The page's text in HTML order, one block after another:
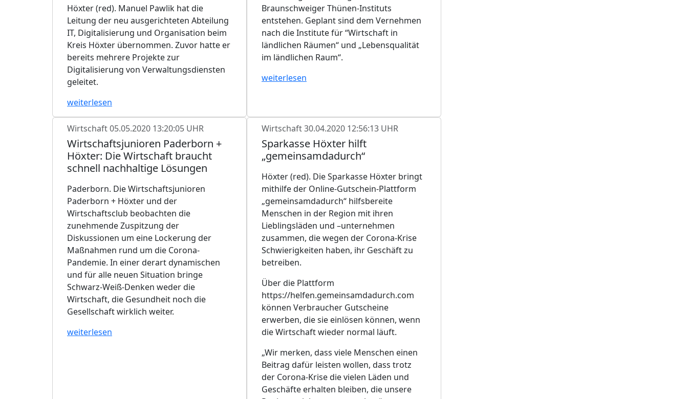
Höxter (red). Manuel Pawlik hat die
Leitung der neu ausgerichteten Abteilung
IT, Digitalisierung und Organisation beim
Kreis Höxter übernommen. Zuvor hatte er
bereits mehrere Projekte zur
Digitalisierung von Verwaltungsdiensten
geleitet.
weiterlesen
Braunschweiger Thünen-Instituts
entstehen. Geplant sind dem Vernehmen
nach die Institute für “Wirtschaft in
ländlichen Räumen“ und „Lebensqualität
im ländlichen Raum“.
weiterlesen
Wirtschaft05.05.2020 13:20:05 UHR
Wirtschaftsjunioren Paderborn +
Höxter: Die Wirtschaft braucht
schnell nachhaltige Lösungen
Paderborn. Die Wirtschaftsjunioren
Paderborn + Höxter und der
Wirtschaftsclub beobachten die
zunehmende Zuspitzung der
Diskussionen um eine Lockerung der
Maßnahmen rund um die Corona-
Pandemie. In einer derart dynamischen
und für alle neuen Situation bringe
Schwarz-Weiß-Denken weder die
Wirtschaft, die Gesundheit noch die
Gesellschaft wirklich weiter.
weiterlesen
Wirtschaft30.04.2020 12:56:13 UHR
Sparkasse Höxter hilft
„gemeinsamdadurch“
Höxter (red). Die Sparkasse Höxter bringt
mithilfe der Online-Gutschein-Plattform
„gemeinsamdadurch“ hilfsbereite
Menschen in der Region mit ihren
Lieblingsläden und –unternehmen
zusammen, die wegen der Corona-Krise
Schwierigkeiten haben, ihr Geschäft zu
betreiben.
Über die Plattform
https://helfen.gemeinsamdadurch.com
können Verbraucher Gutscheine
erwerben, die sie einlösen können, wenn
die Wirtschaft wieder normal läuft.
„Wir merken, dass viele Menschen einen
Beitrag dafür leisten wollen, dass trotz
der Corona-Krise die vielen Läden und
Geschäfte erhalten bleiben, die unsere